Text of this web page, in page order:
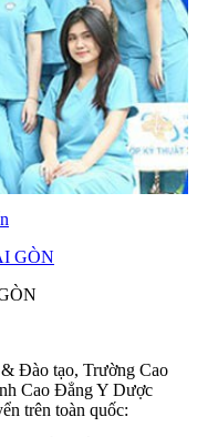
Đào tạo, Trường Cao
Cao Đẳng Y Dược
trên toàn quốc: